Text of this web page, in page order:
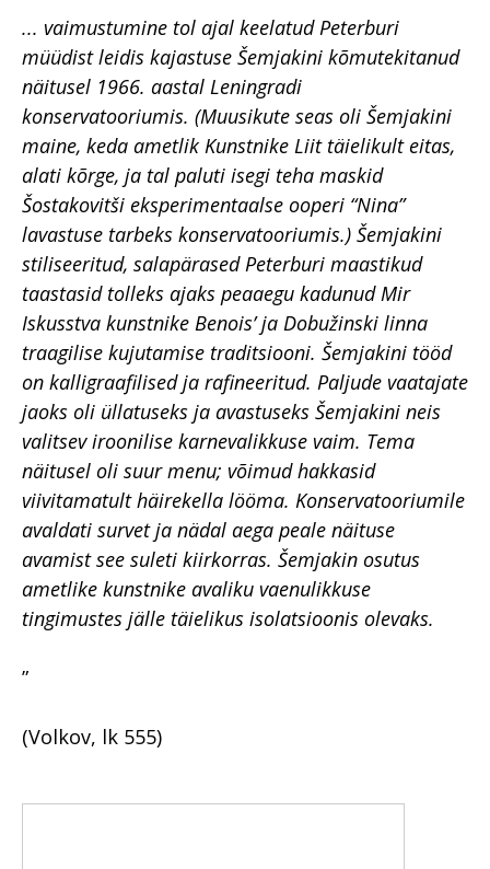
... vaimustumine tol ajal keelatud Peterburi
müüdist leidis kajastuse Šemjakini kõmutekitanud
näitusel 1966. aastal Leningradi
konservatooriumis. (Muusikute seas oli Šemjakini
maine, keda ametlik Kunstnike Liit täielikult eitas,
alati kõrge, ja tal paluti isegi teha maskid
Šostakovitši eksperimentaalse ooperi “Nina”
lavastuse tarbeks konservatooriumis.) Šemjakini
stiliseeritud, salapärased Peterburi maastikud
taastasid tolleks ajaks peaaegu kadunud Mir
Iskusstva kunstnike Benois’ ja Dobužinski linna
traagilise kujutamise traditsiooni. Šemjakini tööd
on kalligraafilised ja rafineeritud. Paljude vaatajate
jaoks oli üllatuseks ja avastuseks Šemjakini neis
valitsev iroonilise karnevalikkuse vaim. Tema
näitusel oli suur menu; võimud hakkasid
viivitamatult häirekella lööma. Konservatooriumile
avaldati survet ja nädal aega peale näituse
avamist see suleti kiirkorras. Šemjakin osutus
ametlike kunstnike avaliku vaenulikkuse
tingimustes jälle täielikus isolatsioonis olevaks.
”
(Volkov, lk 555)